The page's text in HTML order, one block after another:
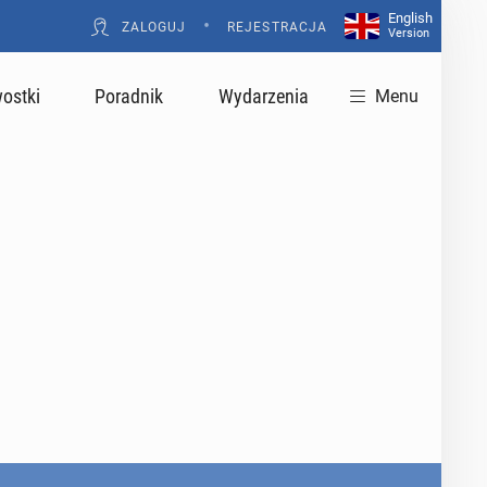
ZALOGUJ • REJESTRACJA
English
Version
Poradnik Wydarzenia Menu